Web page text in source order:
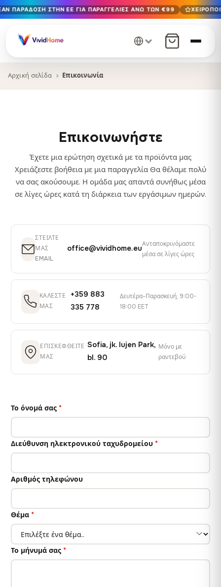
Δωρεάν παράδοση στην ΕΕ για παραγγελίες άνω των €99
12+ χρόνια χειροτεχνίας · Μόνο υλικά υψηλής ποιότητας
ΠΑΡΆΔΟΣΗ ΣΤΗΝ ΕΕ ΓΙΑ ΠΑΡΑΓΓΕΛΊΕΣ ΆΝΩ ΤΩΝ €99
Αρχική σελίδα Επικοινωνία
Επικοινωνήστε
Έχετε μια ερώτηση σχετικά με τα προϊόντα μας
Χρειάζεστε βοήθεια με μια παραγγελία Θα θέλαμε πολύ
να σας ακούσουμε. Η ομάδα μας απαντά συνήθως μέσα
σε λίγες ώρες κατά τη διάρκεια των εργάσιμων ημερών.
ΣΤΕΊΛΤΕ
ΜΑΣ
EMAIL
office@vividhome.euΑνταποκρινόμαστε
μέσα σε λίγες ώρες
ΚΑΛΈΣΤΕ
ΜΑΣ
+359 883
335 778
Δευτέρα-Παρασκευή, 9:00-
18:00 EET
ΕΠΙΣΚΕΦΘΕΊΤΕ
ΜΑΣ
Sofia, jk. Iujen Park,
bl. 90
Μόνο με
ραντεβού
Το όνομά σας *
Διεύθυνση ηλεκτρονικού ταχυδρομείου *
Αριθμός τηλεφώνου
Θέμα *
Το μήνυμά σας *